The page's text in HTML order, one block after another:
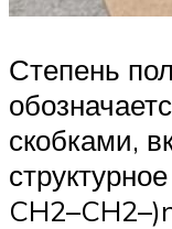
Степень
скобками,